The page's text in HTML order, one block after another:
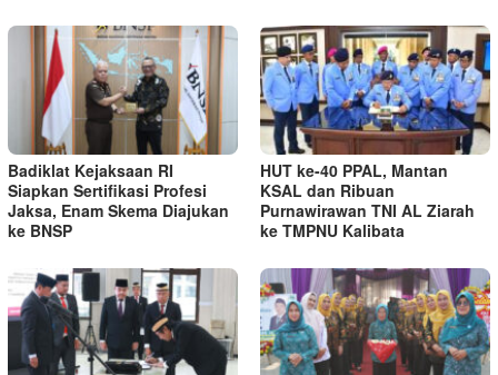
Badiklat Kejaksaan RI
Siapkan Sertifikasi Profesi
Jaksa, Enam Skema Diajukan
ke BNSP
HUT ke-40 PPAL, Mantan
KSAL dan Ribuan
Purnawirawan TNI AL Ziarah
ke TMPNU Kalibata